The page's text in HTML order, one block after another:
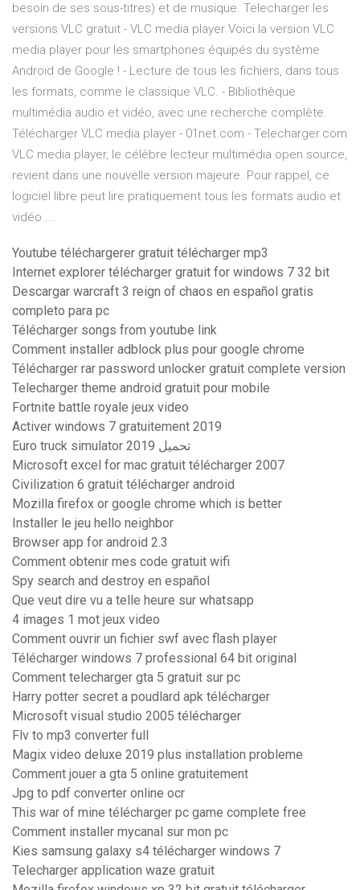
besoin de ses sous-titres) et de musique. Telecharger les
versions VLC gratuit - VLC media player Voici la version VLC
media player pour les smartphones équipés du système
Androïd de Google ! - Lecture de tous les fichiers, dans tous
les formats, comme le classique VLC. - Bibliothèque
multimédia audio et vidéo, avec une recherche complète.
Télécharger VLC media player - 01net.com - Telecharger.com
VLC media player, le célèbre lecteur multimédia open source,
revient dans une nouvelle version majeure. Pour rappel, ce
logiciel libre peut lire pratiquement tous les formats audio et
vidéo ...
Youtube téléchargerer gratuit télécharger mp3
Internet explorer télécharger gratuit for windows 7 32 bit
Descargar warcraft 3 reign of chaos en español gratis
completo para pc
Télécharger songs from youtube link
Comment installer adblock plus pour google chrome
Télécharger rar password unlocker gratuit complete version
Telecharger theme android gratuit pour mobile
Fortnite battle royale jeux video
Activer windows 7 gratuitement 2019
Euro truck simulator 2019 تحميل
Microsoft excel for mac gratuit télécharger 2007
Civilization 6 gratuit télécharger android
Mozilla firefox or google chrome which is better
Installer le jeu hello neighbor
Browser app for android 2.3
Comment obtenir mes code gratuit wifi
Spy search and destroy en español
Que veut dire vu a telle heure sur whatsapp
4 images 1 mot jeux video
Comment ouvrir un fichier swf avec flash player
Télécharger windows 7 professional 64 bit original
Comment telecharger gta 5 gratuit sur pc
Harry potter secret a poudlard apk télécharger
Microsoft visual studio 2005 télécharger
Flv to mp3 converter full
Magix video deluxe 2019 plus installation probleme
Comment jouer a gta 5 online gratuitement
Jpg to pdf converter online ocr
This war of mine télécharger pc game complete free
Comment installer mycanal sur mon pc
Kies samsung galaxy s4 télécharger windows 7
Telecharger application waze gratuit